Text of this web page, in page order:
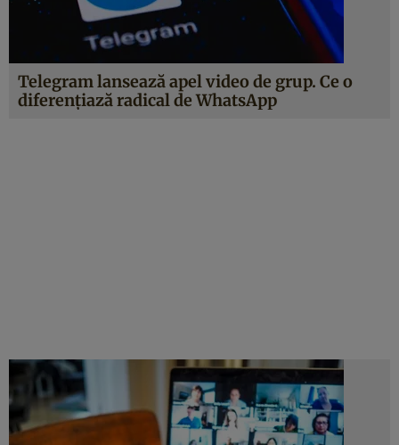
Telegram lansează apel video de grup. Ce o
diferenţiază radical de WhatsApp